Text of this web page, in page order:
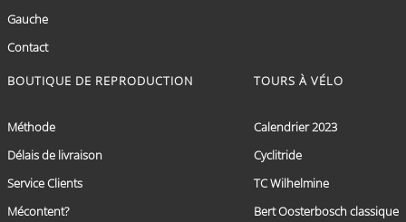
Gauche
Contact
BOUTIQUE DE REPRODUCTION
Méthode
Délais de livraison
Service Clients
Mécontent?
TOURS À VÉLO
Calendrier 2023
Cyclitride
TC Wilhelmine
Bert Oosterbosch classique